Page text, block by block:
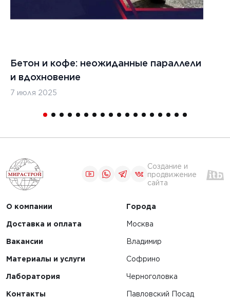
Бетон и кофе: неожиданные параллели
и вдохновение
7 июля 2025
Создание и
продвижение
сайта
О компании
Доставка и оплата
Вакансии
Материалы и услуги
Лаборатория
Контакты
Города
Москва
Владимир
Софрино
Черноголовка
Павловский Посад